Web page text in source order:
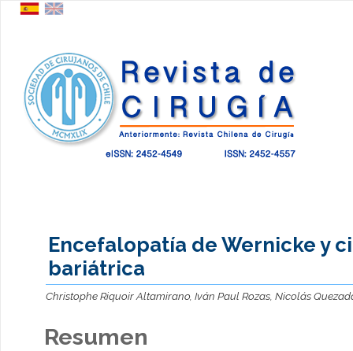
Encefalopatía de Wernicke y
bariátrica
Christophe Riquoir Altamirano, Iván Paul Rozas, Nicolás
Resumen